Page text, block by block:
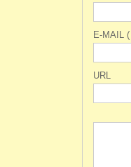
E-MAIL
URL